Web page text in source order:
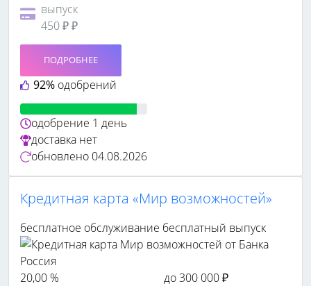
выпуск
450 ₽ ₽
92% одобрений
ПОДРОБНЕЕ
одобрение 1 день
доставка нет
обновлено 04.08.2026
Кредитная карта «Мир возможностей»
бесплатное обслуживание бесплатный выпуск
20,00 % до 300 000 ₽